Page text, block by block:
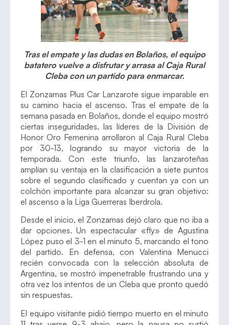
Tras el empate y las dudas en Bolaños, el equipo
batatero vuelve a disfrutar y arrasa al Caja Rural
Cleba con un partido para enmarcar.
El Zonzamas Plus Car Lanzarote sigue imparable en
su camino hacia el ascenso. Tras el empate de la
semana pasada en Bolaños, donde el equipo mostró
ciertas inseguridades, las líderes de la División de
Honor Oro Femenina arrollaron al Caja Rural Cleba
por 30-13, logrando su mayor victoria de la
temporada. Con este triunfo, las lanzaroteñas
amplían su ventaja en la clasificación a siete puntos
sobre el segundo clasificado y cuentan ya con un
colchón importante para alcanzar su gran objetivo:
el ascenso a la Liga Guerreras Iberdrola.
Desde el inicio, el Zonzamas dejó claro que no iba a
dar opciones. Un espectacular «fly» de Agustina
López puso el 3-1 en el minuto 5, marcando el tono
del partido. En defensa, con Valentina Menucci
recién convocada con la selección absoluta de
Argentina, se mostró impenetrable frustrando una y
otra vez los intentos de un Cleba que pronto quedó
sin respuestas.
El equipo visitante pidió tiempo muerto en el minuto